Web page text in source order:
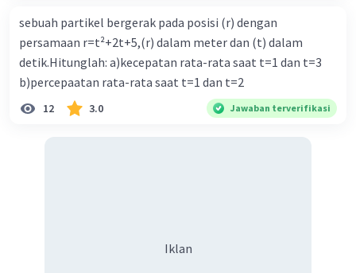
sebuah partikel bergerak pada posisi (r) dengan
persamaan r=t²+2t+5,(r) dalam meter dan (t) dalam
detik.Hitunglah: a)kecepatan rata-rata saat t=1 dan t=3
b)percepaatan rata-rata saat t=1 dan t=2
12 3.0 Jawaban terverifikasi
Iklan